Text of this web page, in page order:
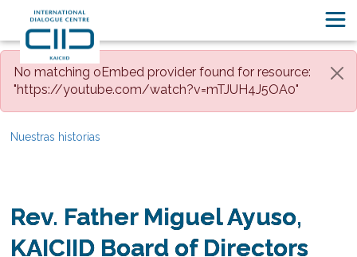
No matching oEmbed provider found for resource:
"https://youtube.com/watch?v=mTJUH4J5OA0"
Nuestras historias
Rev. Father Miguel Ayuso,
KAICIID Board of Directors